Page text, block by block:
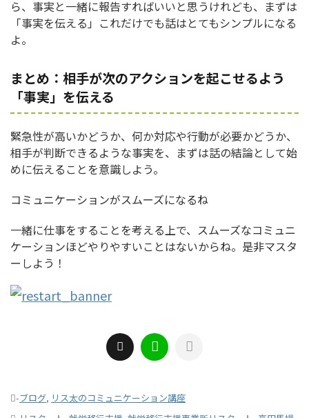
ら、事実と一緒に報告すればいいと思うけれども、まずは
「事実を伝える」これだけでも話はとてもシンプルになる
よ。
まとめ：相手が次のアクションを起こせるよう
「事実」を伝える
緊急性が高いかどうか、何か対応や行動が必要かどうか、
相手が判断できるような事実を、まずは話の結論として始
めに伝えることを意識しよう。
コミュニケーションがスムーズになるね
一緒に仕事をすることを考える上で、スムーズなコミュニ
ケーションほどやりやすいことはないからね。是非マスタ
ーしよう！
-ブログ, リス太のコミュニケーション講座